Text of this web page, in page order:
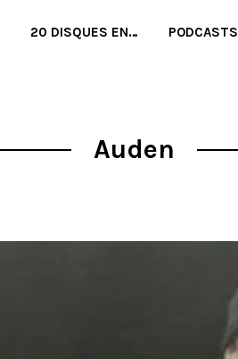
20 DISQUES EN… PODCASTS
Auden